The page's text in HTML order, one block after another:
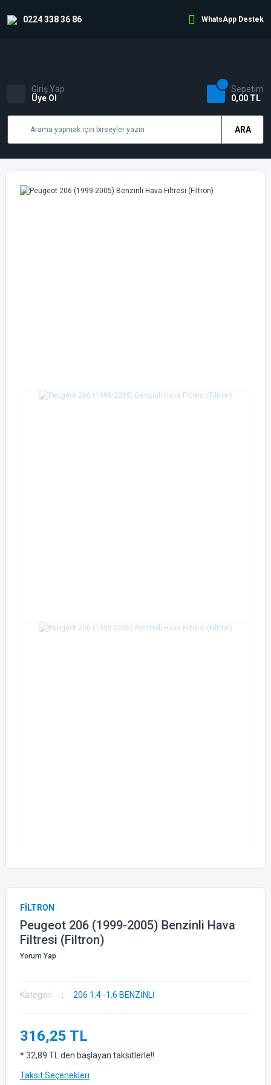
0224 338 36 86 WhatsApp Destek
ARA
Giriş Yap
Üye Ol
Sepetim
0,00 TL
FİLTRON
Peugeot 206 (1999-2005) Benzinli Hava
Filtresi (Filtron)
Yorum Yap
Kategori 206 1.4 -1.6 BENZİNLİ
316,25 TL
* 32,89 TL den başlayan taksitlerle!!
Taksit Seçenekleri